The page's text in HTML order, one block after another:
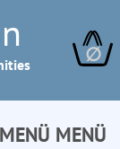
∅
MENÜ